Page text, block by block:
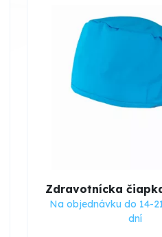
Zdravotnícka
Na objednávku do 14-
dní